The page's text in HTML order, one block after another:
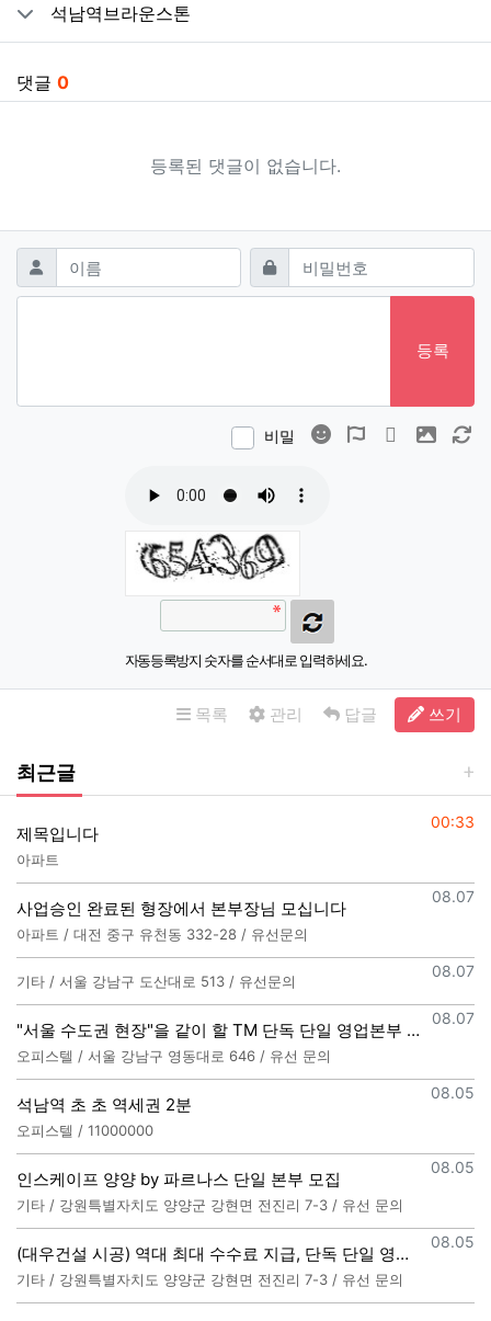
석남역브라운스톤
댓글 0
등록된 댓글이 없습니다.
댓글쓰기
이름 필수 비밀번호필수
등록
비밀 이모티콘폰트어썸
동영상 이미지
자동등록방지 숫자를 순서대로 입력하세요.
목록 관리 답글 쓰기
최근글
등록일
00:33
제목입니다
아파트
등록일
08.07
사업승인 완료된 형장에서 본부장님 모십니다
아파트 / 대전 중구 유천동 332-28 / 유선문의
등록일
08.07
기타 / 서울 강남구 도산대로 513 / 유선문의
등록일
08.07
"서울 수도권 현장"을 같이 할 TM 단독 단일 영업본부 팀 선착순 모집
오피스텔 / 서울 강남구 영동대로 646 / 유선 문의
등록일
08.05
석남역 초 초 역세권 2분
오피스텔 / 11000000
등록일
08.05
인스케이프 양양 by 파르나스 단일 본부 모집
기타 / 강원특별자치도 양양군 강현면 전진리 7-3 / 유선 문의
등록일
08.05
(대우건설 시공) 역대 최대 수수료 지급, 단독 단일 영업본부 선착순 모집 (팀,팀원 개별문의 가능)
기타 / 강원특별자치도 양양군 강현면 전진리 7-3 / 유선 문의